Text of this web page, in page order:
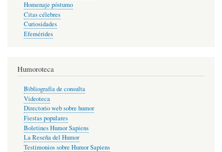
Homenaje póstumo
Citas célebres
Curiosidades
Efemérides
Humoroteca
Bibliografía de consulta
Videoteca
Directorio web sobre humor
Fiestas populares
Boletines Humor Sapiens
La Reseña del Humor
Testimonios sobre Humor Sapiens